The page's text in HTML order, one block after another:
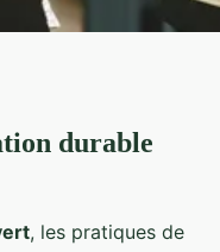
: Un Geste
durable
, les pratiques de